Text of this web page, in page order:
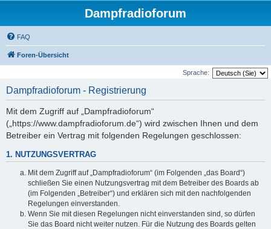
Dampfradioforum
FAQ
Foren-Übersicht
Sprache:
Dampfradioforum - Registrierung
Mit dem Zugriff auf „Dampfradioforum“
(„https://www.dampfradioforum.de“) wird zwischen Ihnen und dem
Betreiber ein Vertrag mit folgenden Regelungen geschlossen:
1. NUTZUNGSVERTRAG
Mit dem Zugriff auf „Dampfradioforum“ (im Folgenden „das Board“)
schließen Sie einen Nutzungsvertrag mit dem Betreiber des Boards ab
(im Folgenden „Betreiber“) und erklären sich mit den nachfolgenden
Regelungen einverstanden.
Wenn Sie mit diesen Regelungen nicht einverstanden sind, so dürfen
Sie das Board nicht weiter nutzen. Für die Nutzung des Boards gelten